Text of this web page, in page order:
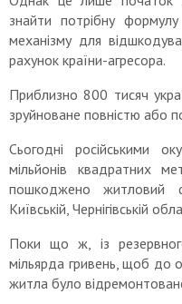
знайти потрібну
механізму для
рахунок країни-агресора.
Приблизно 800 тисяч
зруйноване повністю або
Сьогодні російськими
мільйонів квадратних
пошкоджено житловий
Київській, Чернігівській
Поки що ж, із
мільярда гривень, щоб до
житла було